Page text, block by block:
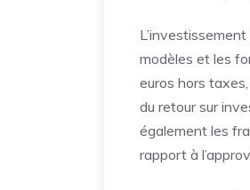
modèles et les
euros hors
du retour sur
également les
rapport à